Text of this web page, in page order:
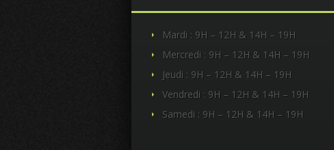
Mardi : 9H – 12H & 14H – 19H
Mercredi : 9H – 12H & 14H – 19H
Jeudi : 9H – 12H & 14H – 19H
Vendredi : 9H – 12H & 14H – 19H
Samedi : 9H – 12H & 14H – 19H